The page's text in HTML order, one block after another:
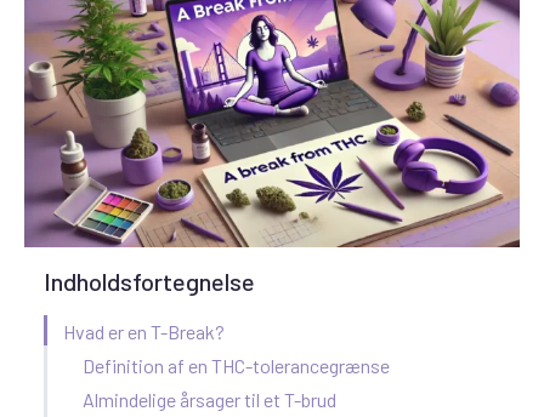
Indholdsfortegnelse
Hvad er en T-Break?
Definition af en THC-tolerancegrænse
Almindelige årsager til et T-brud